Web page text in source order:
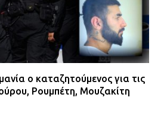
ο καταζητούμενος για τις
Ρουμπέτη, Μουζακίτη